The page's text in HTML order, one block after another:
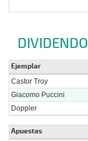
DIVIDENDO
Ejemplar
Castor Troy
Giacomo Puccini
Doppler
Apuestas